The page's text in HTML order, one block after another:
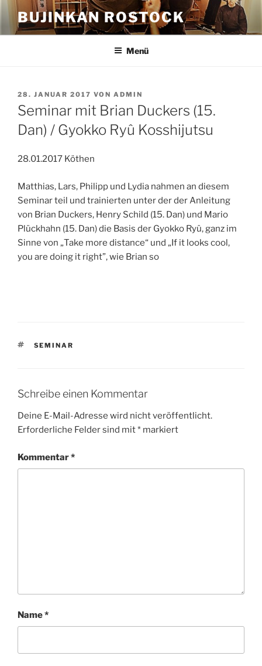
Zum
Inhalt
springen
BUJINKAN ROSTOCK
Menü
VERÖFFENTLICHT
AM
28. JANUAR 2017 VON ADMIN
Seminar mit Brian Duckers (15.
Dan) / Gyokko Ryû Kosshijutsu
28.01.2017 Köthen
Matthias, Lars, Philipp und Lydia nahmen an diesem
Seminar teil und trainierten unter der der Anleitung
von Brian Duckers, Henry Schild (15. Dan) und Mario
Plückhahn (15. Dan) die Basis der Gyokko Ryû, ganz im
Sinne von „Take more distance“ und „If it looks cool,
you are doing it right”, wie Brian so
SCHLAGWÖRTER
SEMINAR
Schreibe einen Kommentar
Deine E-Mail-Adresse wird nicht veröffentlicht.
Erforderliche Felder sind mit* markiert
Kommentar*
Name*